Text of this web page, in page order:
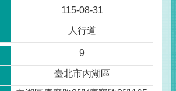
115-08-31
人行道
9
臺北市內湖區